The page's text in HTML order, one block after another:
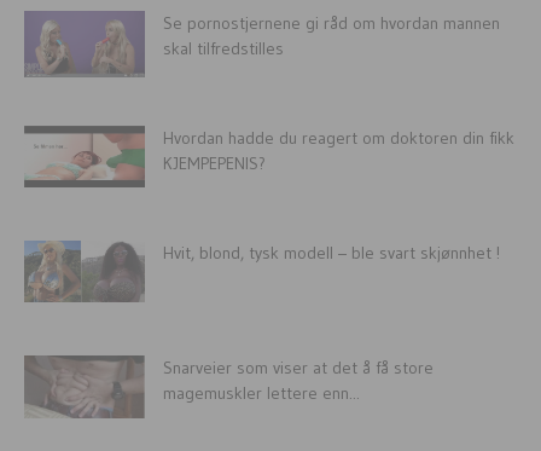
Se pornostjernene gi råd om hvordan mannen
skal tilfredstilles
Hvordan hadde du reagert om doktoren din fikk
KJEMPEPENIS?
Hvit, blond, tysk modell – ble svart skjønnhet !
Snarveier som viser at det å få store
magemuskler lettere enn...